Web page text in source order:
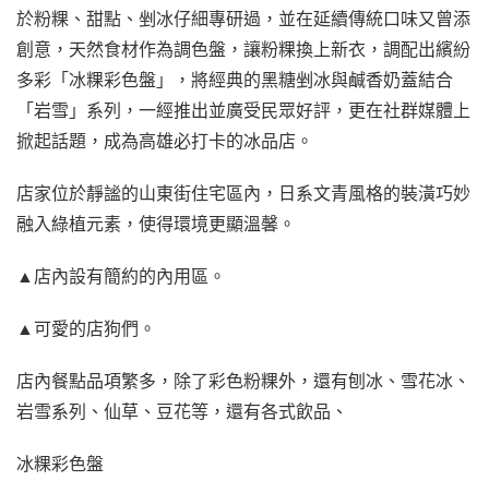
於粉粿、甜點、剉冰仔細專研過，並在延續傳統口味又曾添
創意，天然食材作為調色盤，讓粉粿換上新衣，調配出繽紛
多彩「冰粿彩色盤」，將經典的黑糖剉冰與鹹香奶蓋結合
「岩雪」系列，一經推出並廣受民眾好評，更在社群媒體上
掀起話題，成為高雄必打卡的冰品店。
店家位於靜謐的山東街住宅區內，日系文青風格的裝潢巧妙
融入綠植元素，使得環境更顯溫馨。
▲店內設有簡約的內用區。
▲可愛的店狗們。
店內餐點品項繁多，除了彩色粉粿外，還有刨冰、雪花冰、
岩雪系列、仙草、豆花等，還有各式飲品、
冰粿彩色盤